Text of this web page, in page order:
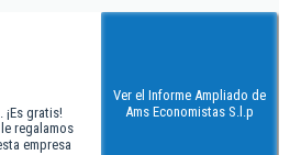
¡Es gratis!
regalamos
empresa
Ver el Informe Ampliado de
Ams Economistas S.l.p